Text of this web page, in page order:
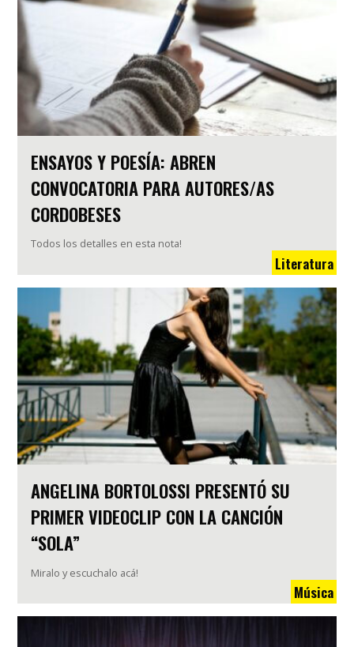
ENSAYOS Y POESÍA: ABREN
CONVOCATORIA PARA AUTORES/AS
CORDOBESES
Todos los detalles en esta nota!
Literatura
ANGELINA BORTOLOSSI PRESENTÓ SU
PRIMER VIDEOCLIP CON LA CANCIÓN
“SOLA”
Miralo y escuchalo acá!
Música